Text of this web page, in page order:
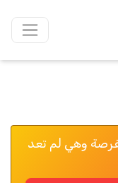
وهي لم تعد